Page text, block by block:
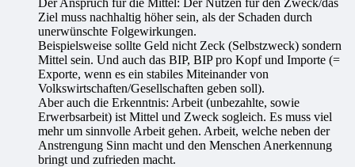
Ziel muss nachhaltig höher sein, als der Schaden durch
unerwünschte Folgewirkungen.
Beispielsweise sollte Geld nicht Zeck (Selbstzweck) sondern
Mittel sein. Und auch das BIP, BIP pro Kopf und Importe (=
Exporte, wenn es ein stabiles Miteinander von
Volkswirtschaften/Gesellschaften geben soll).
Aber auch die Erkenntnis: Arbeit (unbezahlte, sowie
Erwerbsarbeit) ist Mittel und Zweck sogleich. Es muss viel
mehr um sinnvolle Arbeit gehen. Arbeit, welche neben der
Anstrengung Sinn macht und den Menschen Anerkennung
bringt und zufrieden macht.